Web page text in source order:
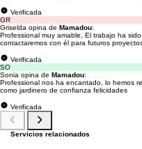
Verificada
GR
Griselda opina de Mamadou:
Professional muy amable, El trabajo ha
contactaremos con él para futuros
Verificada
SO
Sonia opina de Mamadou:
Professional nos ha encantado, lo hemos
como jardinero de confianza felicidades
Verificada
Servicios relacionados